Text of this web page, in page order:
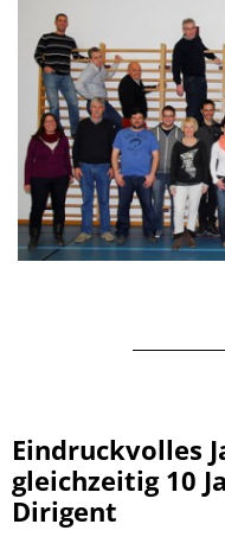
Eindruckvolles
gleichzeitig 10
Dirigent